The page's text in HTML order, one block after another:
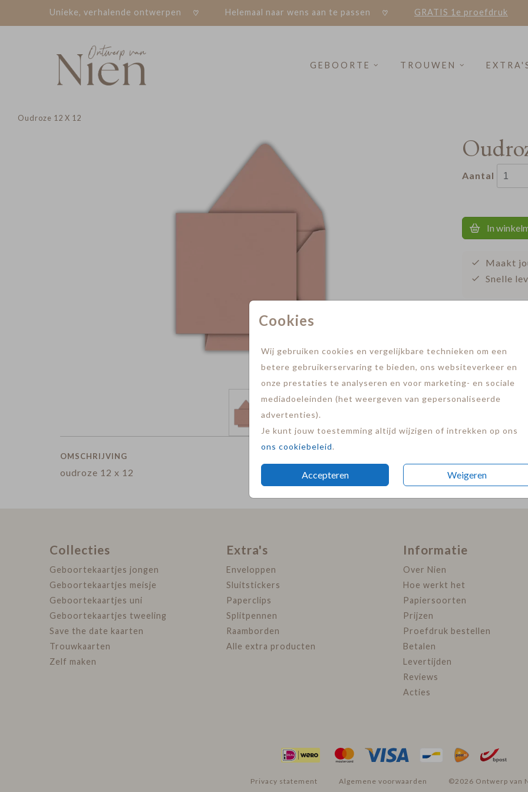
Unieke, verhalende ontwerpen Helemaal naar wens aan te passen GRATIS 1e proefdruk
GEBOORTE TROUWEN
Cookies
Wij gebruiken cookies en vergelijkbare technieken om een
betere gebruikerservaring te bieden, ons websiteverkeer en
onze prestaties te analyseren en voor marketing- en sociale
mediadoeleinden (het weergeven van gepersonaliseerde
advertenties).
Je kunt jouw toestemming altijd wijzigen of intrekken op ons
ons cookiebeleid.
Accepteren Weigeren
Oudroze 12 X 12
Aantal
In
Maakt
Snelle
OMSCHRIJVING
oudroze 12 x 12
Collecties
Geboortekaartjes jongen
Geboortekaartjes meisje
Geboortekaartjes uni
Geboortekaartjes tweeling
Save the date kaarten
Trouwkaarten
Zelf maken
Extra's
Enveloppen
Sluitstickers
Paperclips
Splitpennen
Raamborden
Alle extra producten
Informatie
Over Nien
Hoe werkt het
Papiersoorten
Prijzen
Proefdruk bestellen
Betalen
Levertijden
Reviews
Acties
Privacy statement Algemene voorwaarden ©2026 Ontwerp van